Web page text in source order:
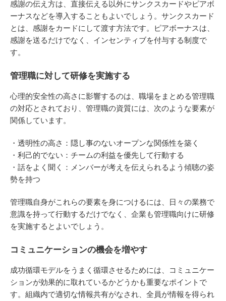
感謝の伝え方は、直接伝える以外にサンクスカードやピアボ
ーナスなどを導入することもよいでしょう。サンクスカード
とは、感謝をカードにして渡す方法です。ピアボーナスは、
感謝を送るだけでなく、インセンティブを付与する制度で
す。
管理職に対して研修を実施する
心理的安全性の高さに影響するのは、職場をまとめる管理職
の対応とされており、管理職の資質には、次のような要素が
関係しています。
・透明性の高さ：隠し事のないオープンな関係性を築く
・利己的でない：チームの利益を優先して行動する
・話をよく聞く：メンバーが考えを伝えられるよう傾聴の姿
勢を持つ
管理職自身がこれらの要素を身につけるには、日々の業務で
意識を持って行動するだけでなく、企業も管理職向けに研修
を実施するとよいでしょう。
コミュニケーションの機会を増やす
成功循環モデルをうまく循環させるためには、コミュニケー
ションが効果的に取れているかどうかも重要なポイントで
す。組織内で適切な情報共有がなされ、全員が情報を得られ